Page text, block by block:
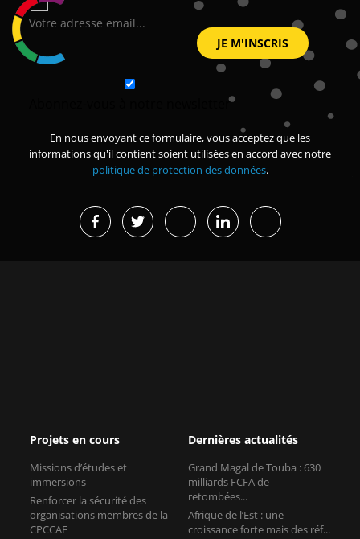
Abonnez-vous à notre newsletter
En nous envoyant ce formulaire, vous acceptez que les
informations qu'il contient soient utilisées en accord avec notre
politique de protection des données.
Projets en cours
Missions d’études et
immersions
Renforcer la sécurité des
organisations membres de la
CPCCAF
Dernières actualités
Grand Magal de Touba : 630
milliards FCFA de
retombées...
Afrique de l’Est : une
croissance forte mais des réf...